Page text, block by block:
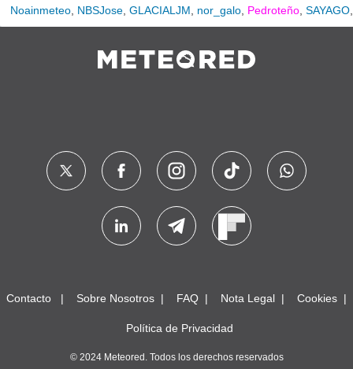
Noainmeteo NBSJose GLACIALJM nor_galo Pedroteño SAYAGO
Contacto Sobre Nosotros FAQ Nota Legal Cookies
Política de Privacidad
© 2024 Meteored. Todos los derechos reservados